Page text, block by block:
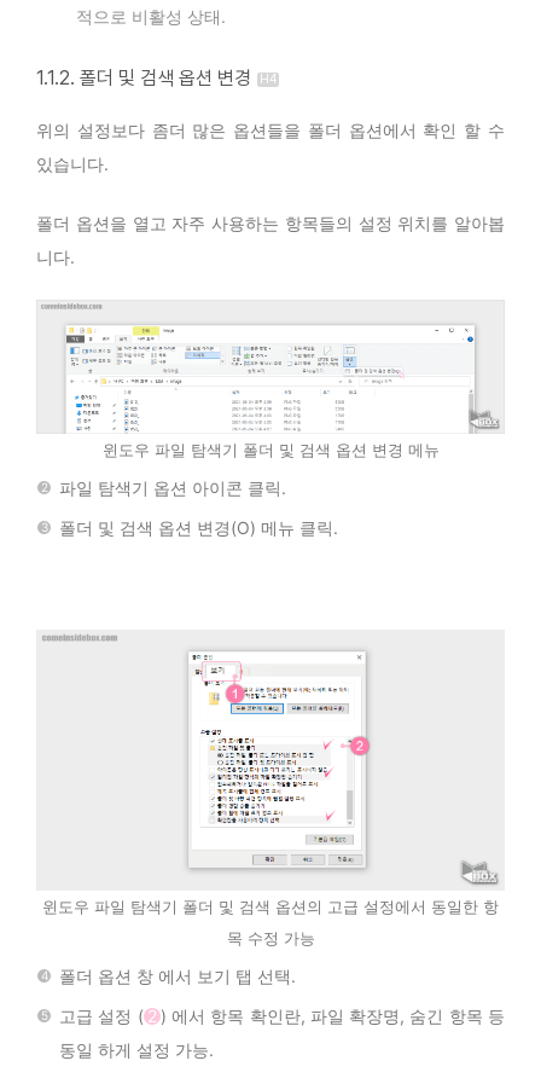
적으로 비활성 상태.
1.1.2. 폴더 및 검색 옵션 변경
위의 설정보다 좀더 많은 옵션들을 폴더 옵션에서 확인 할 수
있습니다.
폴더 옵션을 열고 자주 사용하는 항목들의 설정 위치를 알아봅
니다.
윈도우 파일 탐색기 폴더 및 검색 옵션 변경 메뉴
파일 탐색기 옵션 아이콘 클릭.
폴더 및 검색 옵션 변경(O) 메뉴 클릭.
윈도우 파일 탐색기 폴더 및 검색 옵션의 고급 설정에서 동일한 항
목 수정 가능
폴더 옵션 창 에서 보기 탭 선택.
고급 설정 ( 2) 에서 항목 확인란, 파일 확장명, 숨긴 항목 등
동일 하게 설정 가능.